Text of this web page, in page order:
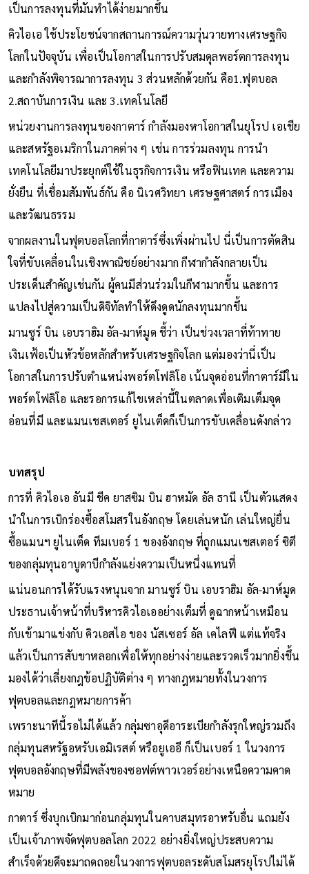
เป็นการลงทุนที่มันทำได้ง่ายมากขึ้น
คิวไอเอ ใช้ประโยชน์จากสถานการณ์ความวุ่นวายทางเศรษฐกิจ
โลกในปัจจุบัน เพื่อเป็นโอกาสในการปรับสมดุลพอร์ตการลงทุน
และกำลังพิจารณาการลงทุน 3 ส่วนหลักด้วยกัน คือ1.ฟุตบอล
2.สถาบันการเงิน และ 3.เทคโนโลยี
หน่วยงานการลงทุนของกาตาร์ กำลังมองหาโอกาสในยุโรป เอเชีย
และสหรัฐอเมริกาในภาคต่าง ๆ เช่น การร่วมลงทุน การนำ
เทคโนโลยีมาประยุกต์ใช้ในธุรกิจการเงิน หรือฟินเทค และความ
ยั่งยืน ที่เชื่อมสัมพันธ์กัน คือ นิเวศวิทยา เศรษฐศาสตร์ การเมือง
และวัฒนธรรม
จากผลงานในฟุตบอลโลกที่กาตาร์ซึ่งเพิ่งผ่านไป นี่เป็นการตัดสิน
ใจที่ขับเคลื่อนในเชิงพาณิชย์อย่างมาก กีฬากำลังกลายเป็น
ประเด็นสำคัญเช่นกัน ผู้คนมีส่วนร่วมในกีฬามากขึ้น และการ
แปลงไปสู่ความเป็นดิจิทัลทำให้ดึงดูดนักลงทุนมากขึ้น
มานซูร์ บิน เอบราฮิม อัล-มาห์มูด ชี้ว่า เป็นช่วงเวลาที่ท้าทาย
เงินเฟ้อเป็นหัวข้อหลักสำหรับเศรษฐกิจโลก แต่มองว่านี่เป็น
โอกาสในการปรับตำแหน่งพอร์ตโฟลิโอ เน้นจุดอ่อนที่กาตาร์มีใน
พอร์ตโฟลิโอ และรอการแก้ไขเหล่านี้ในตลาดเพื่อเติมเต็มจุด
อ่อนที่มี และแมนเชสเตอร์ ยูไนเต็ดก็เป็นการขับเคลื่อนดังกล่าว
บทสรุป
การที่ คิวไอเอ อันมี ชีค ยาสซิม บิน ฮาหมัด อัล ธานี เป็นตัวแสดง
นำในการเบิกร่องซื้อสโมสรในอังกฤษ โดยเล่นหนัก เล่นใหญ่ยื่น
ซื้อแมนฯ ยูไนเต็ด ทีมเบอร์ 1 ของอังกฤษ ที่ถูกแมนเชสเตอร์ ซิตี
ของกลุ่มทุนอาบูดาบีกำลังแย่งความเป็นหนึ่งแทนที่
แน่นอนการได้รับแรงหนุนจาก มานซูร์ บิน เอบราฮิม อัล-มาห์มูด
ประธานเจ้าหน้าที่บริหารคิวไอเออย่างเต็มที่ ดูฉากหน้าเหมือน
กับเข้ามาแข่งกับ คิวเอสไอ ของ นัสเซอร์ อัล เคไลฟี แต่แท้จริง
แล้วเป็นการสับขาหลอกเพื่อให้ทุกอย่างง่ายและรวดเร็วมากยิ่งขึ้น
มองได้ว่าเลี่ยงกฎข้อปฏิบัติต่าง ๆ ทางกฎหมายทั้งในวงการ
ฟุตบอลและกฎหมายการค้า
เพราะนาทีนี้รอไม่ได้แล้ว กลุ่มซาอุดีอาระเบียกำลังรุกใหญ่รวมถึง
กลุ่มทุนสหรัฐอหรับเอมิเรสต์ หรือยูเออี ก็เป็นเบอร์ 1 ในวงการ
ฟุตบอลอังกฤษที่มีพลังของซอฟต์พาวเวอร์อย่างเหนือความคาด
หมาย
กาตาร์ ซึ่งบุกเบิกมาก่อนกลุ่มทุนในคาบสมุทรอาหรับอื่น แถมยัง
เป็นเจ้าภาพจัดฟุตบอลโลก 2022 อย่างยิ่งใหญ่ประสบความ
สำเร็จด้วยดีจะมาถดถอยในวงการฟุตบอลระดับสโมสรยุโรปไม่ได้